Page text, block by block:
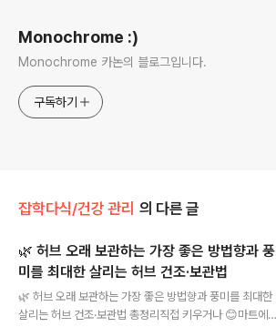
Monochrome :)
Monochrome 카논의 블로그입니다.
구독하기
잡학다식/건강 관리 의 다른 글
🌿 허브 오래 보관하는 가장 좋은 방법향과 풍
미를 최대한 살리는 허브 건조·보관법
🌿 허브 오래 보관하는 가장 좋은 방법향과 풍미를 최대한
살리는 허브 건조·보관법 총정리직접 키우거나 😊마트에